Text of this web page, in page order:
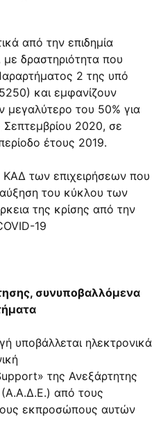
από την επιδημία
δραστηριότητα που
2 της υπό
και εμφανίζουν
μεγαλύτερο του 50% για
Σεπτεμβρίου 2020, σε
έτους 2019.
των επιχειρήσεων που
του κύκλου των
της κρίσης από την
19
συνυποβαλλόμενα
υποβάλλεται ηλεκτρονικά
της Ανεξάρτητης
από τους
εκπροσώπους αυτών